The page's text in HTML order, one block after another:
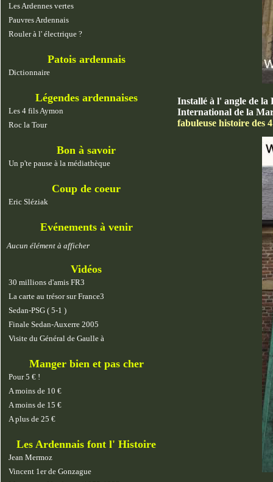
Les Ardennes vertes
Pauvres Ardennais
Rouler à l' électrique ?
Patois ardennais
Dictionnaire
Légendes ardennaises
Les 4 fils Aymon
Roc la Tour
Bon à savoir
Un p'te pause à la médiathèque
Coup de coeur
Eric Sléziak
Evénements à venir
Aucun élément à afficher
Vidéos
30 millions d'amis FR3
La carte au trésor sur France3
Sedan-PSG ( 5-1 )
Finale Sedan-Auxerre 2005
Visite du Général de Gaulle à
Manger bien et pas cher
Pour 5 € !
A moins de 10 €
A moins de 15 €
A plus de 25 €
Les Ardennais font l' Histoire
Jean Mermoz
Vincent 1er de Gonzague
Installé à l' angle de
International de la
fabuleuse histoire des